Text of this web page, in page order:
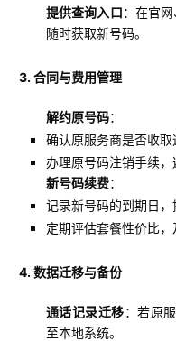
提供查询入口：在官
随时获取新号码。
3. 合同与费用管理
解约原号码：
确认原服务商是否收取
办理原号码注销手续，
新号码续费：
记录新号码的到期日，
定期评估套餐性价比，
4. 数据迁移与备份
通话记录迁移：若原
至本地系统。